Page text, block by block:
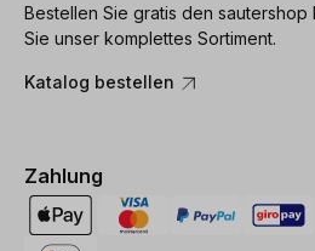
Bestellen Sie gratis den
Sie unser komplettes Sortiment.
Katalog bestellen
Zahlung